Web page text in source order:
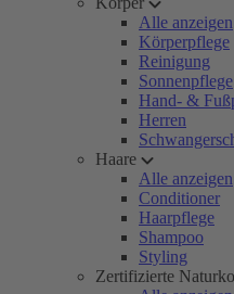
Alle anzeigen
Körperpflege
Reinigung
Sonnenpflege
Hand- &
Herren
Haare
Alle anzeigen
Conditioner
Haarpflege
Shampoo
Styling
Zertifizierte